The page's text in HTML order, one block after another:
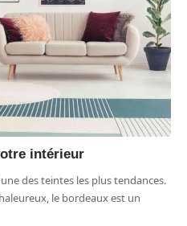
intérieur
des teintes les plus tendances.
le bordeaux est un